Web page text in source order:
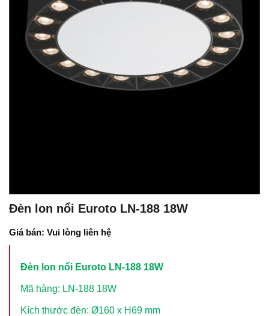
Đèn lon nổi Euroto LN-188 18W
Giá bán: Vui lòng liên hệ
Đèn lon nổi Euroto LN-188 18W
Mã hàng: LN-188 18W
Kích thước đèn: Ø160 x H69 mm